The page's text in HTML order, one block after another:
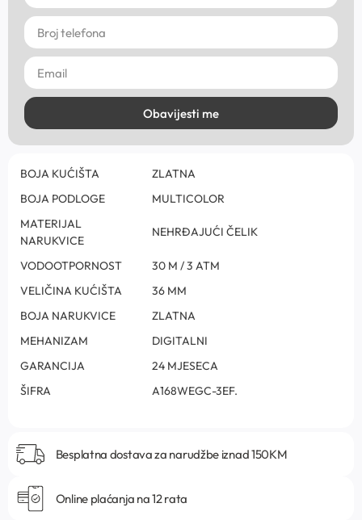
Obavijesti me
BOJA KUĆIŠTA
ZLATNA
BOJA PODLOGE
MULTICOLOR
MATERIJAL
NARUKVICE
NEHRĐAJUĆI ČELIK
VODOOTPORNOST
30 M / 3 ATM
VELIČINA KUĆIŠTA
36 MM
BOJA NARUKVICE
ZLATNA
MEHANIZAM
DIGITALNI
GARANCIJA
24 MJESECA
ŠIFRA
A168WEGC-3EF.
Besplatna dostava za narudžbe iznad 150KM
Online plaćanja na 12 rata